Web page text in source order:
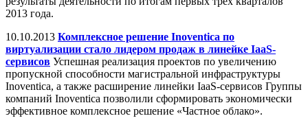
2013 года.
10.10.2013 Комплексное решение Inoventica по
виртуализации стало лидером продаж в линейке IaaS-
сервисов Успешная реализация проектов по увеличению
пропускной способности магистральной инфраструктуры
Inoventica, а также расширение линейки IaaS-сервисов Группы
компаний Inoventica позволили сформировать экономически
эффективное комплексное решение «Частное облако».